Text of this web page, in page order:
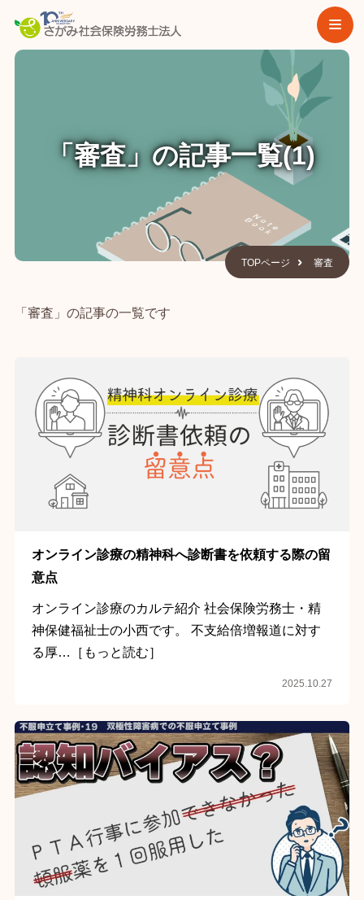
「審査」の記事一覧(1)
TOPページ 審査
「審査」の記事の一覧です
オンライン診療の精神科へ診断書を依頼する際の留
意点
オンライン診療のカルテ紹介 社会保険労務士・精
神保健福祉士の小西です。 不支給倍増報道に対す
る厚…［もっと読む］
2025.10.27